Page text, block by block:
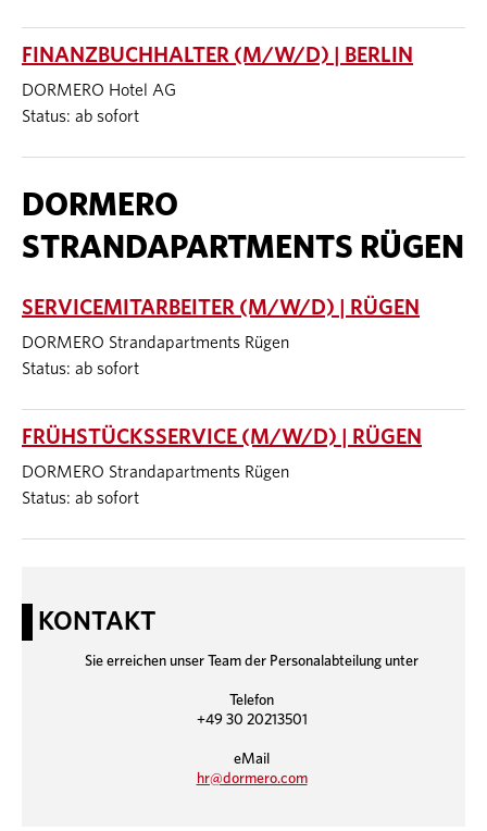
FINANZBUCHHALTER (M/W/D) | BERLIN
DORMERO Hotel AG
Status: ab sofort
DORMERO
STRANDAPARTMENTS RÜGEN
SERVICEMITARBEITER (M/W/D) | RÜGEN
DORMERO Strandapartments Rügen
Status: ab sofort
FRÜHSTÜCKSSERVICE (M/W/D) | RÜGEN
DORMERO Strandapartments Rügen
Status: ab sofort
KONTAKT
Sie erreichen unser Team der Personalabteilung unter
Telefon
+49 30 20213501
eMail
hr@dormero.com